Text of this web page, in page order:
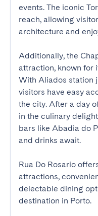
events. The iconic
reach, allowing
architecture and
Additionally, the
attraction, known for
With Aliados station
visitors have easy
the city. After a day
in the culinary
bars like Abadia do
and drinks await.
Rua Do Rosario
attractions,
delectable dining
destination in Porto.